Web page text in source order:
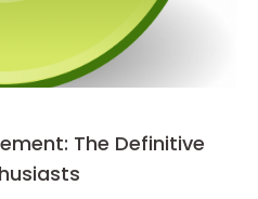
The Definitive